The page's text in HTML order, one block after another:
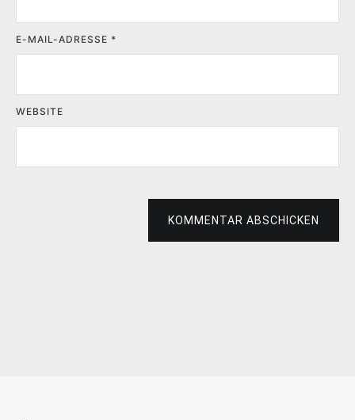
E-MAIL-ADRESSE *
WEBSITE
KOMMENTAR ABSCHICKEN